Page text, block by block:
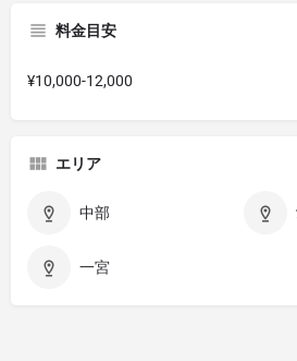
料金目安
¥10,000-12,000
エリア
中部
一宮